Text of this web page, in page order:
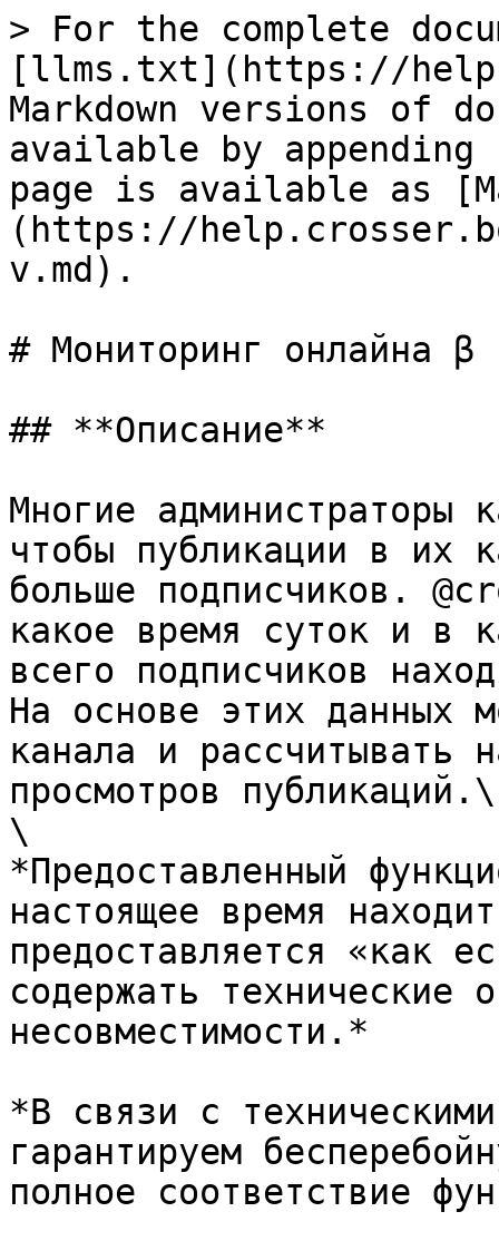
> For the complete
[llms.txt](https://
Markdown versions of
available by
page is available as
(https://
v.md).
# Мониторинг онлайна β
## **Описание**
Многие администраторы
чтобы публикации в их
больше подписчиков.
какое время суток и в
всего подписчиков
На основе этих данных
канала и рассчитывать
просмотров публикаций.\
\
*Предоставленный
настоящее время
предоставляется «как
содержать технические
несовместимости.*
*В связи с
гарантируем
полное соответствие